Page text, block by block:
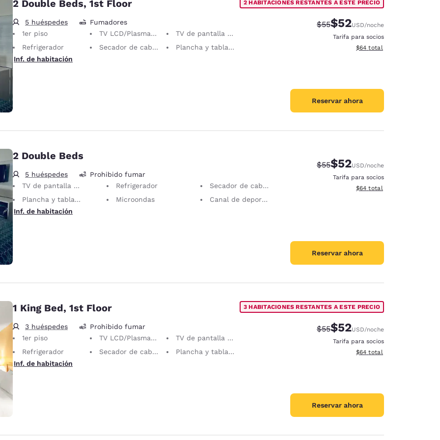
2 Double Beds, 1st Floor
5 huéspedes
Fumadores
1er piso
TV LCD/Plasma de 32 pulgadas
TV de pantalla plana
Refrigerador
Secador de cabello
Plancha y tabla de planchar
Inf. de habitación
2 HABITACIONES RESTANTES A ESTE PRECIO
Precio tachado:
$55Precio con descuento:
$52USD/noche
Tarifa para socios
Ver detalles del total
$64 total
Reservar ahora
2 Double Beds
5 huéspedes
Prohibido fumar
TV de pantalla plana
Refrigerador
Secador de cabello
Plancha y tabla de planchar
Microondas
Canal de deportes
Inf. de habitación
Precio tachado:
$55Precio con descuento:
$52USD/noche
Tarifa para socios
Ver detalles del total
$64 total
Reservar ahora
1 King Bed, 1st Floor
3 huéspedes
Prohibido fumar
1er piso
TV LCD/Plasma de 32 pulgadas
TV de pantalla plana
Refrigerador
Secador de cabello
Plancha y tabla de planchar
Inf. de habitación
3 HABITACIONES RESTANTES A ESTE PRECIO
Precio tachado:
$55Precio con descuento:
$52USD/noche
Tarifa para socios
Ver detalles del total
$64 total
Reservar ahora